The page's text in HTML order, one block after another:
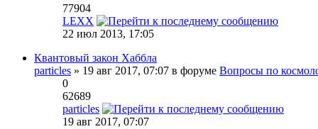
77904
LEXX
22 июл 2013, 17:05
Квантовый закон Хаббла
particles » 19 авг 2017, 07:07 в форуме Вопросы по
0
62689
particles
19 авг 2017, 07:07